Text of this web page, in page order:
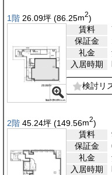
1階 26.09坪 (86.25m2)
賃料
保証金
礼金
入居時期
検討リ
2階 45.24坪 (149.56m2)
賃料
保証金
礼金
入居時期